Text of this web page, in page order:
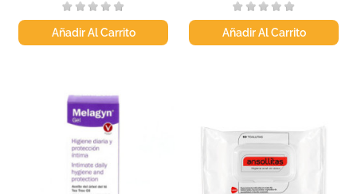
Añadir Al Carrito Añadir Al Carrito